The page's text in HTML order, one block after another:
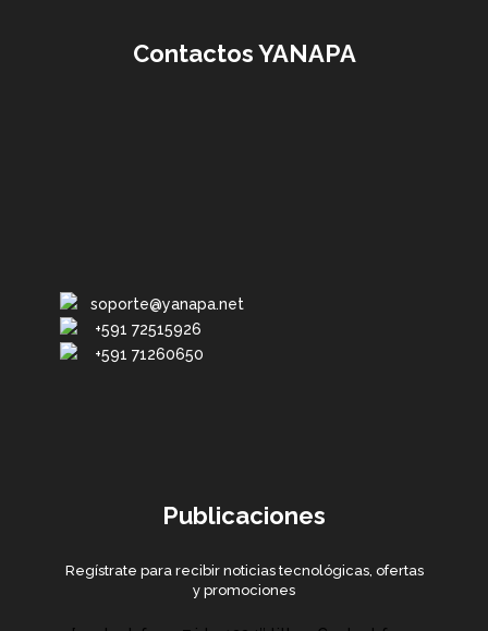
Contactos YANAPA
soporte@yanapa.net
+591 72515926
+591 71260650
Publicaciones
Regístrate para recibir noticias tecnológicas, ofertas
y promociones